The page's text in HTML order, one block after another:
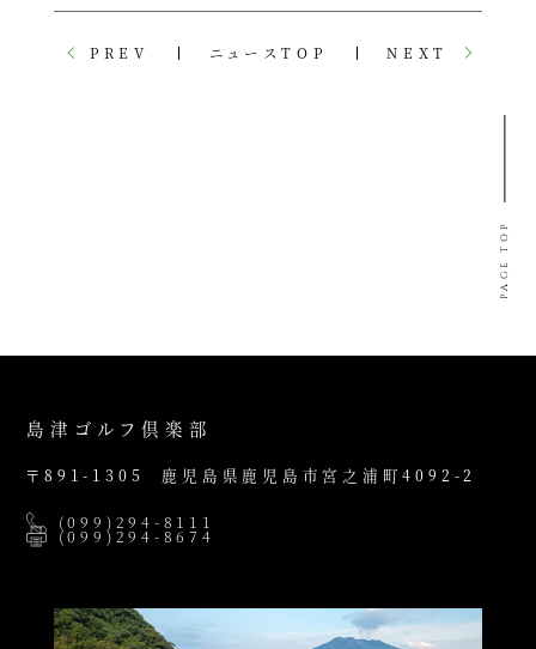
PREV ニュースTOP NEXT
PAGE TOP
島津ゴルフ倶楽部
〒891-1305 鹿児島県鹿児島市宮之浦町4092-2
(099)294-8111
(099)294-8674